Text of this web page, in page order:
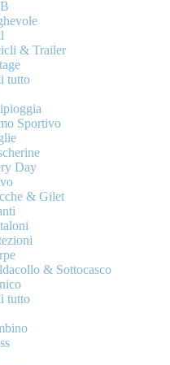
& Trailer
tutto
Sportivo
Day
& Gilet
& Sottocasco
tutto